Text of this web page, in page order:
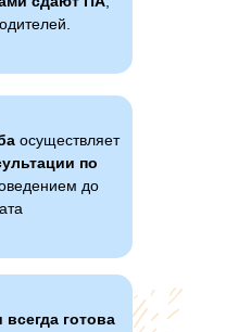
готова
осуществляет
по
до